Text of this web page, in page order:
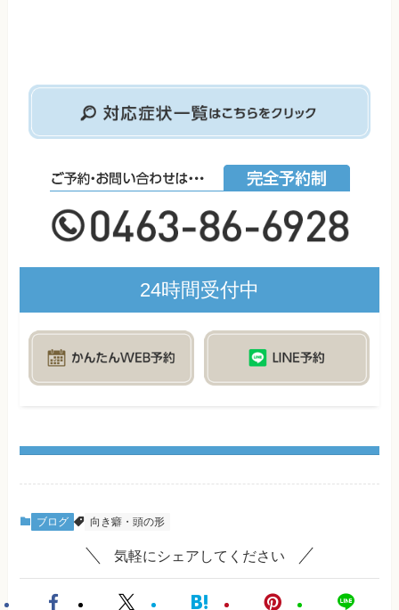
24時間受付中
ブログ 向き癖・頭の形
気軽にシェアしてください